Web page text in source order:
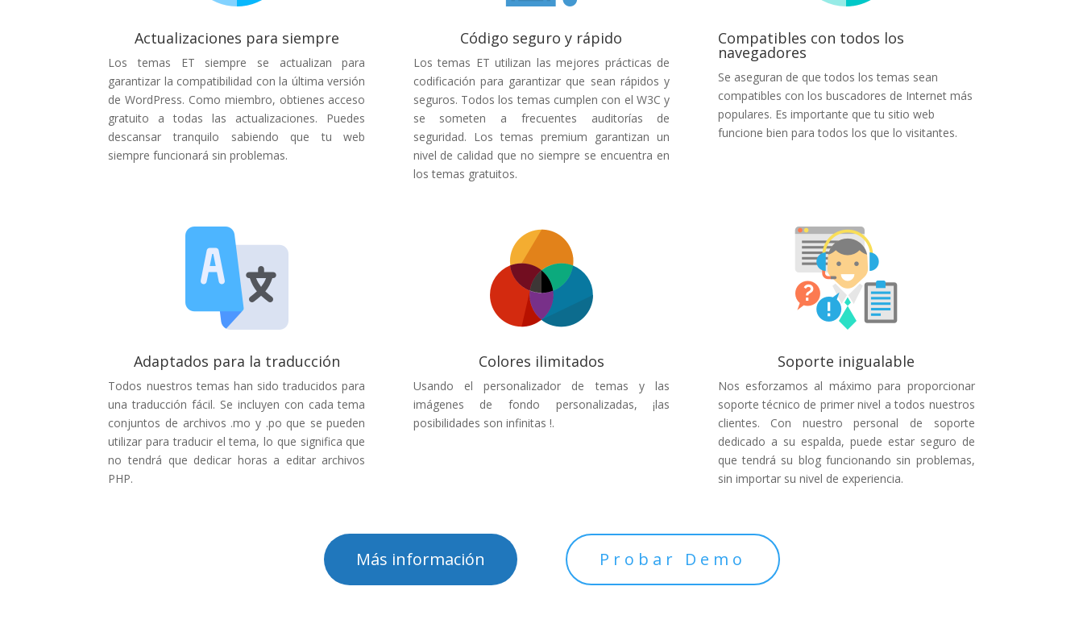
Actualizaciones para siempre
Los temas ET siempre se actualizan para
garantizar la compatibilidad con la última versión
de WordPress. Como miembro, obtienes acceso
gratuito a todas las actualizaciones. Puedes
descansar tranquilo sabiendo que tu web
siempre funcionará sin problemas.
Código seguro y rápido
Los temas ET utilizan las mejores prácticas de
codificación para garantizar que sean rápidos y
seguros. Todos los temas cumplen con el W3C y
se someten a frecuentes auditorías de
seguridad. Los temas premium garantizan un
nivel de calidad que no siempre se encuentra en
los temas gratuitos.
Compatibles con todos los
navegadores
Se aseguran de que todos los temas sean
compatibles con los buscadores de Internet más
populares. Es importante que tu sitio web
funcione bien para todos los que lo visitantes.
Adaptados para la traducción
Todos nuestros temas han sido traducidos para
una traducción fácil. Se incluyen con cada tema
conjuntos de archivos .mo y .po que se pueden
utilizar para traducir el tema, lo que significa que
no tendrá que dedicar horas a editar archivos
PHP.
Colores ilimitados
Usando el personalizador de temas y las
imágenes de fondo personalizadas, ¡las
posibilidades son infinitas !.
Soporte inigualable
Nos esforzamos al máximo para proporcionar
soporte técnico de primer nivel a todos nuestros
clientes. Con nuestro personal de soporte
dedicado a su espalda, puede estar seguro de
que tendrá su blog funcionando sin problemas,
sin importar su nivel de experiencia.
Más información Probar Demo